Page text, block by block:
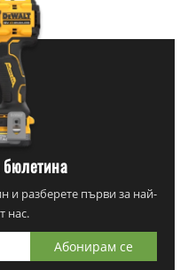
и разберете първи за най-
нас.
Абонирам се